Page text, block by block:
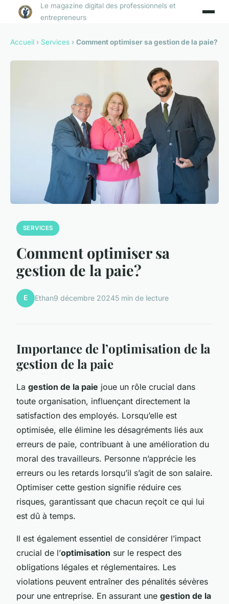
Le magazine digital des professionnels et
entrepreneurs
Accueil › Services › Comment optimiser sa gestion de la paie?
SERVICES
Comment optimiser sa
gestion de la paie?
E Ethan9 décembre 20245 min de lecture
Importance de l’optimisation de la
gestion de la paie
La gestion de la paie joue un rôle crucial dans
toute organisation, influençant directement la
satisfaction des employés. Lorsqu’elle est
optimisée, elle élimine les désagréments liés aux
erreurs de paie, contribuant à une amélioration du
moral des travailleurs. Personne n’apprécie les
erreurs ou les retards lorsqu’il s’agit de son salaire.
Optimiser cette gestion signifie réduire ces
risques, garantissant que chacun reçoit ce qui lui
est dû à temps.
Il est également essentiel de considérer l’impact
crucial de l’optimisation sur le respect des
obligations légales et réglementaires. Les
violations peuvent entraîner des pénalités sévères
pour une entreprise. En assurant une gestion de la